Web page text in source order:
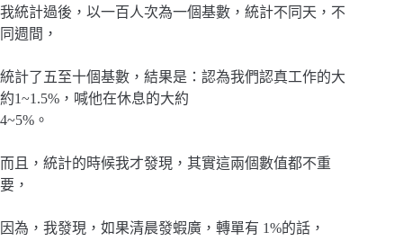
我統計過後，以一百人次為一個基數，統計不同天，不
同週間，
統計了五至十個基數，結果是：認為我們認真工作的大
約1~1.5%，喊他在休息的大約
4~5%。
而且，統計的時候我才發現，其實這兩個數值都不重
要，
因為，我發現，如果清晨發蝦廣，轉單有 1%的話，